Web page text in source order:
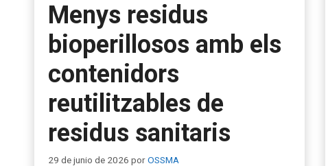
Menys residus
bioperillosos amb els
contenidors
reutilitzables de
residus sanitaris
29 de junio de 2026 porOSSMA